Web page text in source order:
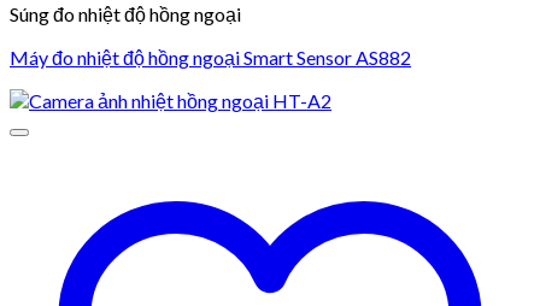
Súng đo nhiệt độ hồng ngoại
Máy đo nhiệt độ hồng ngoại Smart Sensor AS882